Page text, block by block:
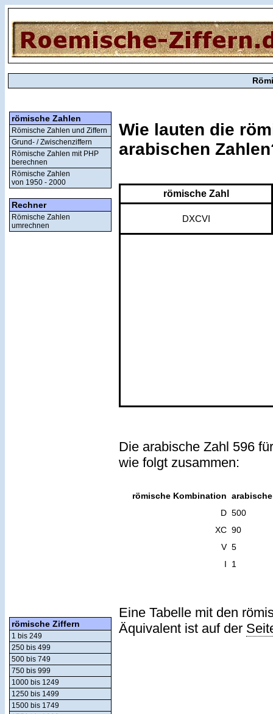
römische Zahlen
Römische Zahlen und Ziffern
Grund- / Zwischenziffern
Römische Zahlen mit PHP
berechnen
Römische Zahlen
von 1950 - 2000
Rechner
Römische Zahlen
umrechnen
römische Ziffern
1 bis 249
250 bis 499
500 bis 749
750 bis 999
1000 bis 1249
1250 bis 1499
1500 bis 1749
Wie lauten die
arabischen
römische Zahl
DXCVI
Die arabische Zahl 596
wie folgt zusammen:
römische Kombination
D 500
XC 90
V 5
I
1
Eine Tabelle mit den
Äquivalent ist auf der